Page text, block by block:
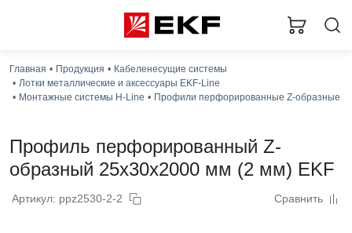
Главная Продукция
Кабеленесущие системы
Лотки металлические и аксессуары EKF-Line
Монтажные системы H-Line
Профили перфорированные Z-образные
Профиль перфорированный Z-
образный 25x30x2000 мм (2 мм) EKF
Артикул: ppz2530-2-2 Сравнить